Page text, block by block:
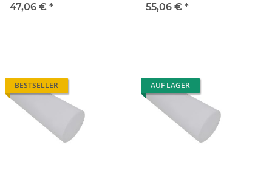
47,06 € *
55,06 € *
BESTSELLER AUF LAGER